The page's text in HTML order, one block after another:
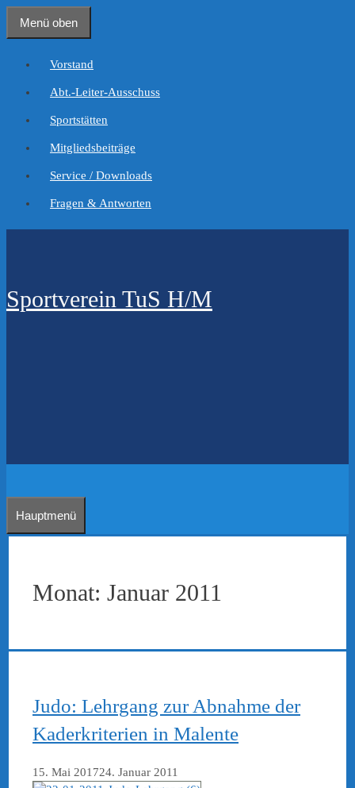
Inhalt
Menü oben
Vorstand
Abt.-Leiter-Ausschuss
Sportstätten
Mitgliedsbeiträge
Service / Downloads
Fragen & Antworten
Sportverein TuS H/M
Hauptmenü
Monat: Januar 2011
Judo: Lehrgang zur Abnahme der
Kaderkriterien in Malente
15. Mai 201724. Januar 2011